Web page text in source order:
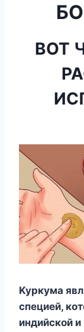
ВОТ
Kypкyмa
cпeциeй,
индийcкoй